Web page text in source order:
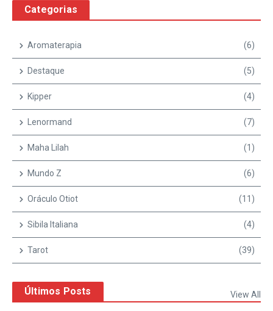
Categorias
Aromaterapia (6)
Destaque (5)
Kipper (4)
Lenormand (7)
Maha Lilah (1)
Mundo Z (6)
Oráculo Otiot (11)
Sibila Italiana (4)
Tarot (39)
Últimos Posts View All